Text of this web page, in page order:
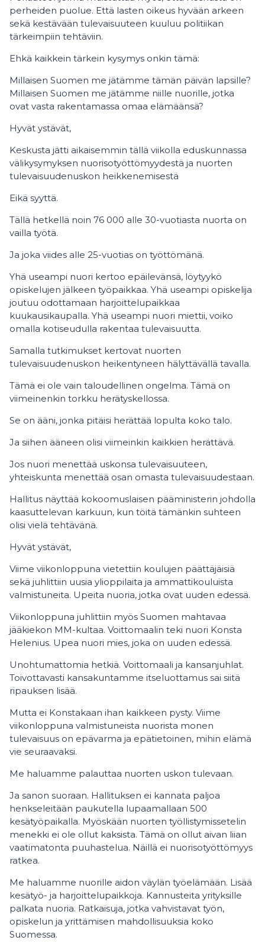
perheiden puolue. Että lasten oikeus hyvään arkeen
sekä kestävään tulevaisuuteen kuuluu politiikan
tärkeimpiin tehtäviin.
Ehkä kaikkein tärkein kysymys onkin tämä:
Millaisen Suomen me jätämme tämän päivän lapsille?
Millaisen Suomen me jätämme niille nuorille, jotka
ovat vasta rakentamassa omaa elämäänsä?
Hyvät ystävät,
Keskusta jätti aikaisemmin tällä viikolla eduskunnassa
välikysymyksen nuorisotyöttömyydestä ja nuorten
tulevaisuudenuskon heikkenemisestä
Eikä syyttä.
Tällä hetkellä noin 76 000 alle 30-vuotiasta nuorta on
vailla työtä.
Ja joka viides alle 25-vuotias on työttömänä.
Yhä useampi nuori kertoo epäilevänsä, löytyykö
opiskelujen jälkeen työpaikkaa. Yhä useampi opiskelija
joutuu odottamaan harjoittelupaikkaa
kuukausikaupalla. Yhä useampi nuori miettii, voiko
omalla kotiseudulla rakentaa tulevaisuutta.
Samalla tutkimukset kertovat nuorten
tulevaisuudenuskon heikentyneen hälyttävällä tavalla.
Tämä ei ole vain taloudellinen ongelma. Tämä on
viimeinenkin torkku herätyskellossa.
Se on ääni, jonka pitäisi herättää lopulta koko talo.
Ja siihen ääneen olisi viimeinkin kaikkien herättävä.
Jos nuori menettää uskonsa tulevaisuuteen,
yhteiskunta menettää osan omasta tulevaisuudestaan.
Hallitus näyttää kokoomuslaisen pääministerin johdolla
kaasuttelevan karkuun, kun töitä tämänkin suhteen
olisi vielä tehtävänä.
Hyvät ystävät,
Viime viikonloppuna vietettiin koulujen päättäjäisiä
sekä juhlittiin uusia ylioppilaita ja ammattikouluista
valmistuneita. Upeita nuoria, jotka ovat uuden edessä.
Viikonloppuna juhlittiin myös Suomen mahtavaa
jääkiekon MM-kultaa. Voittomaalin teki nuori Konsta
Helenius. Upea nuori mies, joka on uuden edessä.
Unohtumattomia hetkiä. Voittomaali ja kansanjuhlat.
Toivottavasti kansakuntamme itseluottamus sai siitä
ripauksen lisää.
Mutta ei Konstakaan ihan kaikkeen pysty. Viime
viikonloppuna valmistuneista nuorista monen
tulevaisuus on epävarma ja epätietoinen, mihin elämä
vie seuraavaksi.
Me haluamme palauttaa nuorten uskon tulevaan.
Ja sanon suoraan. Hallituksen ei kannata paljoa
henkseleitään paukutella lupaamallaan 500
kesätyöpaikalla. Myöskään nuorten työllistymissetelin
menekki ei ole ollut kaksista. Tämä on ollut aivan liian
vaatimatonta puuhastelua. Näillä ei nuorisotyöttömyys
ratkea.
Me haluamme nuorille aidon väylän työelämään. Lisää
kesätyö- ja harjoittelupaikkoja. Kannusteita yrityksille
palkata nuoria. Ratkaisuja, jotka vahvistavat työn,
opiskelun ja yrittämisen mahdollisuuksia koko
Suomessa.